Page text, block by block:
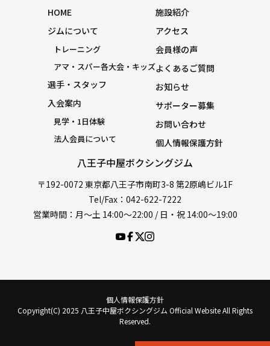
八王子中屋ボクシングジム
〒192-0072 東京都八王子市南町3-8 第2原嶋ビル1F
Tel/Fax：042-622-7222
営業時間：月〜土 14:00〜22:00 / 日・祝 14:00〜19:00
HOME
ジムについて
トレーニング
アマ・スパー各大会・キッズ
選手・スタッフ
入会案内
見学・1日体験
法人会員について
施設紹介
アクセス
会員様の声
よくあるご質問
お知らせ
サポーター募集
お問い合わせ
個人情報保護方針
個人情報保護方針
Copyright(C) 2025 八王子中屋ボクシングジム Official Website All Rights
Reserved.